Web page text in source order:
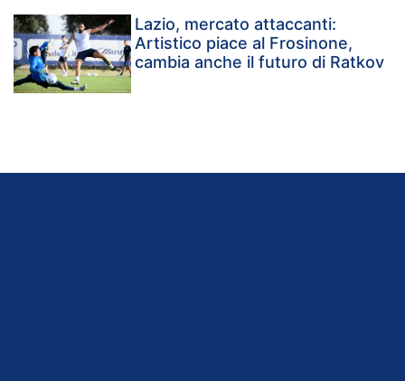
Lazio, mercato attaccanti:
Artistico piace al Frosinone,
cambia anche il futuro di Ratkov